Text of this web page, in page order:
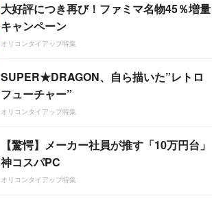
大好評につき再び！ファミマ名物45％増量
キャンペーン
オリコンタイアップ特集
SUPER★DRAGON、自ら描いた”レトロ
フューチャー”
オリコンタイアップ特集
【驚愕】メーカー社員が推す「10万円台」
神コスパPC
オリコンタイアップ特集